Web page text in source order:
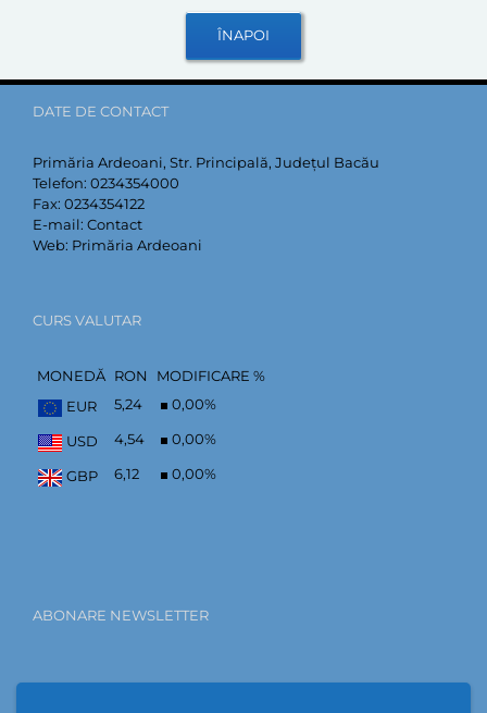
DATE DE CONTACT
Primăria Ardeoani, Str. Principală, Județul Bacău
Telefon: 0234354000
Fax: 0234354122
E-mail: Contact
Web: Primăria Ardeoani
CURS VALUTAR
MONEDĂ RON
MODIFICARE %
EUR
5,24 0,00%
USD 4,54 0,00%
GBP 6,12 0,00%
ABONARE NEWSLETTER